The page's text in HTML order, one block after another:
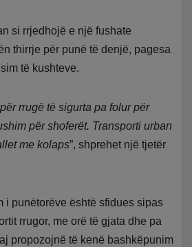
si rrjedhojë e një fushate
thirrje për punë të denjë, pagesa
të kushteve.
rrugë të sigurta pa folur për
për shoferët. Transporti urban
me kolaps”, shprehet një tjetër
i punëtorëve është sfidues sipas
rrugor, me orë të gjata dhe pa
propozojnë të kenë bashkëpunim